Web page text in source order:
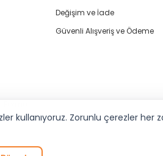
Değişim ve İade
Güvenli Alışveriş ve Ödeme
kullanıyoruz. Zorunlu çerezler